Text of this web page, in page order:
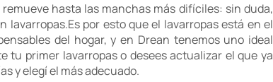
hasta las manchas más difíciles: sin duda,
lavarropas.Es por esto que el lavarropas está en el
del hogar, y en Drean tenemos uno ideal
tu primer lavarropas o desees actualizar el que ya
y elegí el más adecuado.